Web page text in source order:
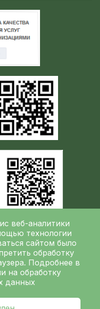
веб-аналитики
технологии
сайтом было
обработку
Подробнее в
на обработку
данных